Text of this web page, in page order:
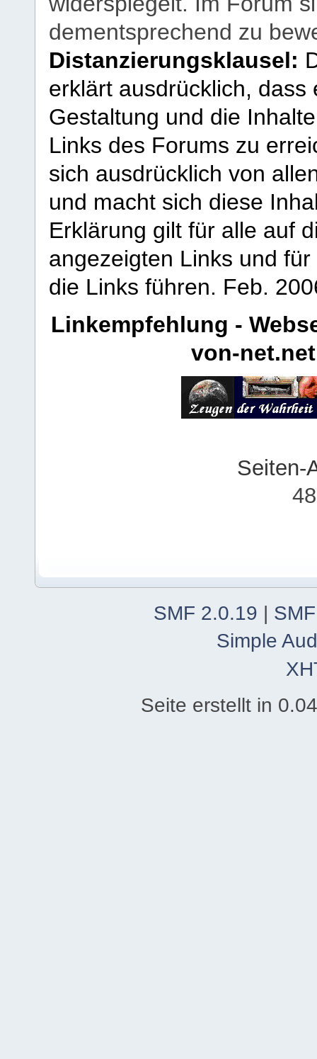
dementsprechend zu
Distanzierungsklausel:
erklärt ausdrücklich,
Gestaltung und die
Links des Forums zu
sich ausdrücklich von
und macht sich diese
Erklärung gilt für alle auf
angezeigten Links und
die Links führen. Feb.
Linkempfehlung -
von-net.net
Seiten-
SMF 2.0.19
Simple
Seite erstellt in